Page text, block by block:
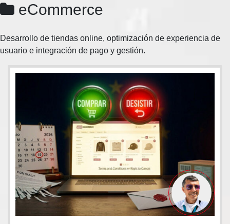
eCommerce
Desarrollo de tiendas online, optimización de experiencia de
usuario e integración de pago y gestión.